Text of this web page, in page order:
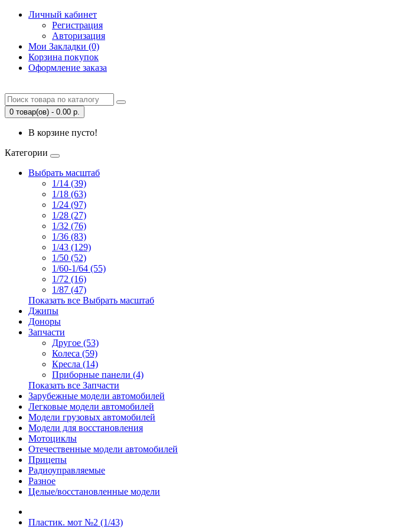
Личный кабинет
Регистрация
Авторизация
Мои Закладки (0)
Корзина покупок
Оформление заказа
0 товар(ов) - 0.00 р.
В корзине пусто!
Категории
Выбрать масштаб
1/14 (39)
1/18 (63)
1/24 (97)
1/28 (27)
1/32 (76)
1/36 (83)
1/43 (129)
1/50 (52)
1/60-1/64 (55)
1/72 (16)
1/87 (47)
Показать все Выбрать масштаб
Джипы
Доноры
Запчасти
Другое (53)
Колеса (59)
Кресла (14)
Приборные панели (4)
Показать все Запчасти
Зарубежные модели автомобилей
Легковые модели автомобилей
Модели грузовых автомобилей
Модели для восстановления
Мотоциклы
Отечественные модели автомобилей
Прицепы
Радиоуправляемые
Разное
Целые/восстановленные модели
Пластик. мот №2 (1/43)